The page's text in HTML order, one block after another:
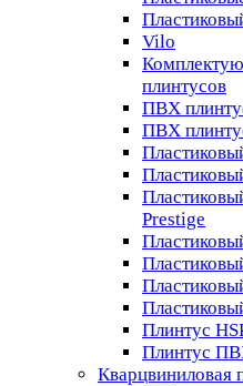
Vilo
плинтусов
ПВХ
ПВХ
Prestige
Плинтус
Плинтус
Кварцвиниловая